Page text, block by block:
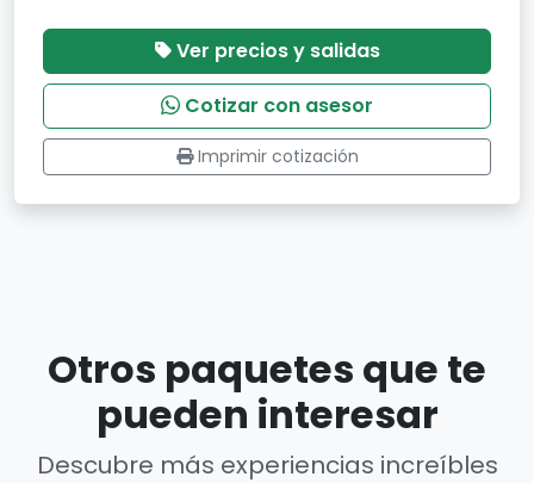
Ver precios y salidas
Cotizar con asesor
Imprimir cotización
Otros paquetes que te
pueden interesar
Descubre más experiencias increíbles